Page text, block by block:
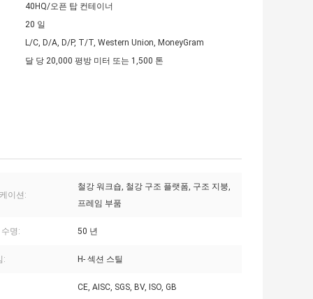
40HQ/오픈 탑 컨테이너
20 일
L/C, D/A, D/P, T/T, Western Union, MoneyGram
달 당 20,000 평방 미터 또는 1,500 톤
이션:
철강 워크숍, 철강 구조 플랫폼, 구조 지붕,
프레임 부품
명: 50 년
: H- 섹션 스틸
CE, AISC, SGS, BV, ISO, GB